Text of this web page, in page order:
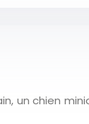
un chien